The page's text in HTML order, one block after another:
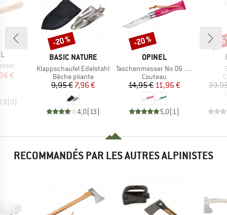
réduit
€
(0)
MARQUE
BASIC NATURE
Article
Klappschaufel Edelstahl
Product group
Bêche pliante
Prix
9,95 €Prix réduit
7,96 €
4,0(13)
Remise
-20 %
MARQUE
OPINEL
Article
Taschenmesser No 06 Colorama
Product group
Couteau
Prix
14,95 €Prix réduit
11,96 €
5,0(1 )
Remise
-20 % -
RECOMMANDÉS PAR LES AUTRES ALPINISTES